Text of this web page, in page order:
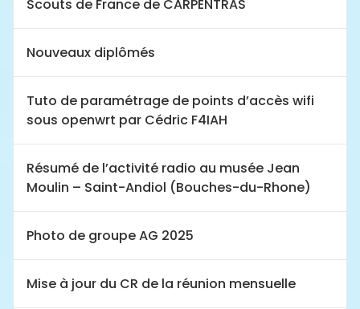
Scouts de France de CARPENTRAS
Nouveaux diplômés
Tuto de paramétrage de points d’accès wifi
sous openwrt par Cédric F4IAH
Résumé de l’activité radio au musée Jean
Moulin – Saint-Andiol (Bouches-du-Rhone)
Photo de groupe AG 2025
Mise à jour du CR de la réunion mensuelle